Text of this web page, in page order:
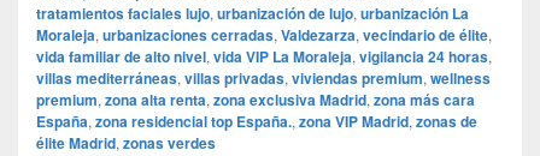
tratamientos faciales lujo, urbanización de lujo, urbanización La
Moraleja, urbanizaciones cerradas, Valdezarza, vecindario de élite,
vida familiar de alto nivel, vida VIP La Moraleja, vigilancia 24 horas,
villas mediterráneas, villas privadas, viviendas premium, wellness
premium, zona alta renta, zona exclusiva Madrid, zona más cara
España, zona residencial top España., zona VIP Madrid, zonas de
élite Madrid, zonas verdes